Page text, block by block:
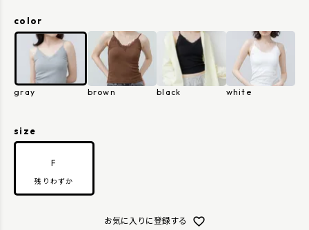
color
gray brown black white
size
F
残りわずか
お気に入りに登録する